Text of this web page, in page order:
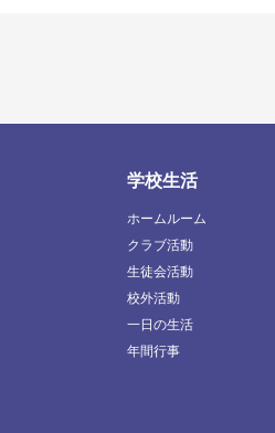
学校生活
ホームルーム
クラブ活動
生徒会活動
校外活動
一日の生活
年間行事